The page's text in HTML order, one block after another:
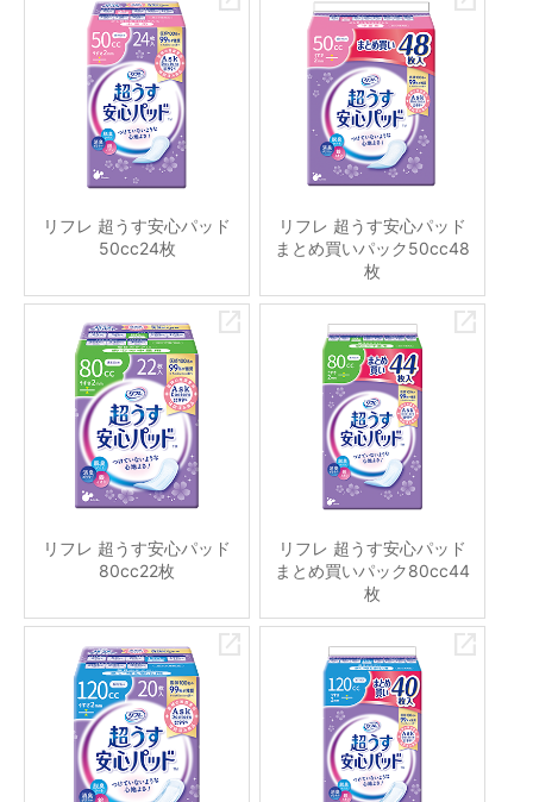
リフレ 超うす安心パッド
50cc24枚
リフレ 超うす安心パッド
まとめ買いパック50cc48
枚
リフレ 超うす安心パッド
80cc22枚
リフレ 超うす安心パッド
まとめ買いパック80cc44
枚